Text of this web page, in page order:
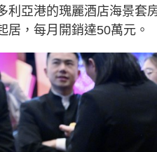
利亞港的瑰麗酒店海景套
居，每月開銷達50萬元。